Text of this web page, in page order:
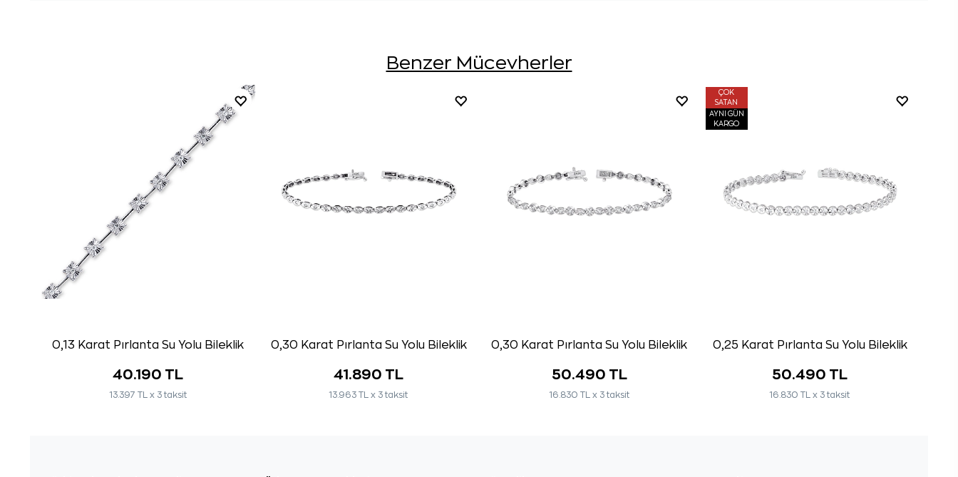
Benzer Mücevherler
0,13 Karat Pırlanta Su Yolu Bileklik
40.190 TL
13.397 TL x 3 taksit
0,30 Karat Pırlanta Su Yolu Bileklik
41.890 TL
13.963 TL x 3 taksit
0,30 Karat Pırlanta Su Yolu Bileklik
50.490 TL
16.830 TL x 3 taksit
ÇOK
SATAN
AYNI GÜN
KARGO
0,25 Karat Pırlanta Su Yolu Bileklik
50.490 TL
16.830 TL x 3 taksit